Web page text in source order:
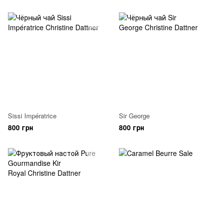
Sissi Impératrice
800 грн
Sir George
800 грн